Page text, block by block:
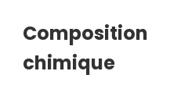
Composition
chimique